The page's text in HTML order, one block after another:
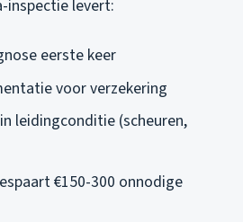
inspectie levert:
eerste keer
voor verzekering
leidingconditie (scheuren,
€150-300 onnodige